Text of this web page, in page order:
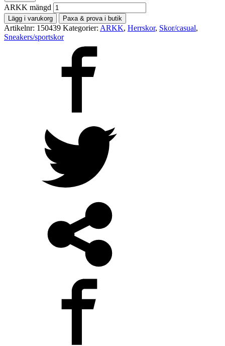
ARKK mängd
Lägg i varukorg Paxa & prova i butik
Artikelnr: 150439 Kategorier: ARKK, Herrskor, Skor/casual,
Sneakers/sportskor